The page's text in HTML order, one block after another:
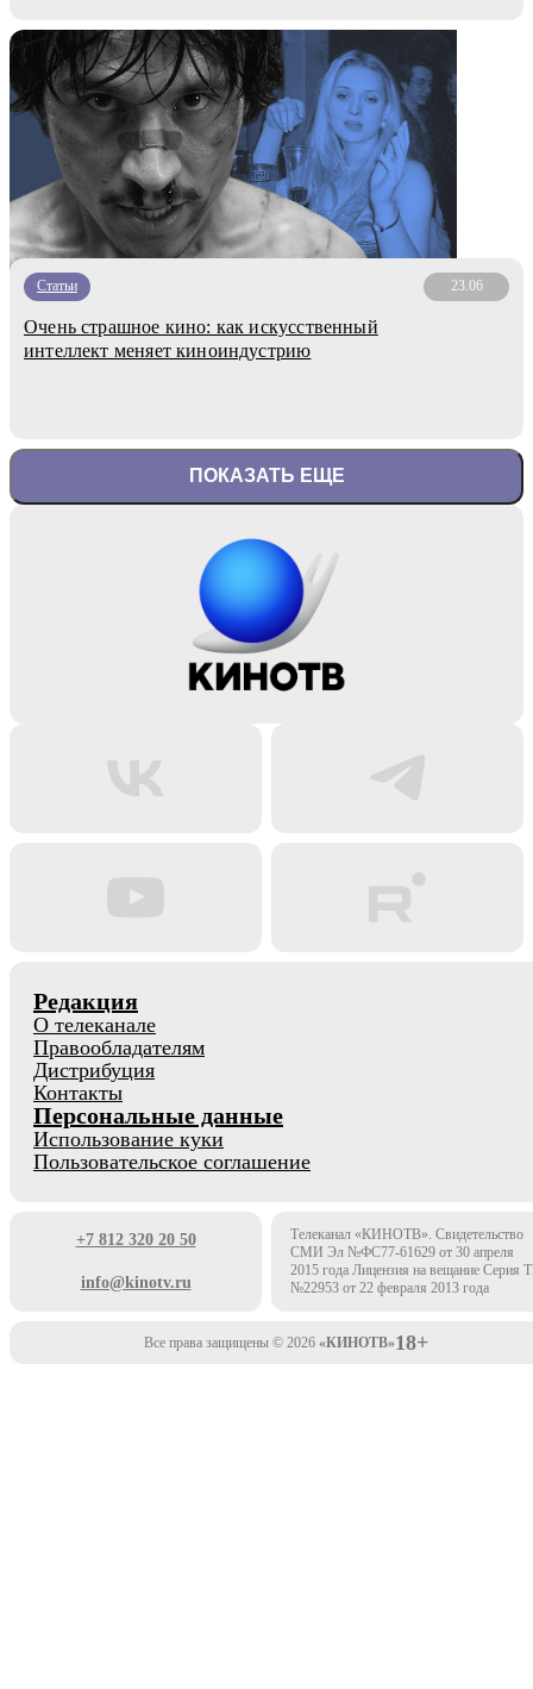
Статьи 23.06
Очень страшное кино: как искусственный
интеллект меняет киноиндустрию
ПОКАЗАТЬ ЕЩЕ
Редакция
О телеканале
Правообладателям
Дистрибуция
Контакты
Персональные данные
Использование куки
Пользовательское соглашение
+7 812 320 20 50
info@kinotv.ru
Телеканал «КИНОТВ». Свидетельство
СМИ Эл №ФС77-61629 от 30 апреля
2015 года Лицензия на вещание Серия
№22953 от 22 февраля 2013 года
Все права защищены © 2026 «КИНОТВ»18+